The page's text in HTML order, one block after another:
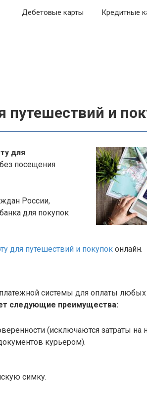
Дебетовые карты Кредитные
путешествий и
для
посещения
России,
для покупок
для путешествий и покупок онлайн.
системы для оплаты любых
следующие преимущества:
(исключаются затраты на
курьером).
симку.